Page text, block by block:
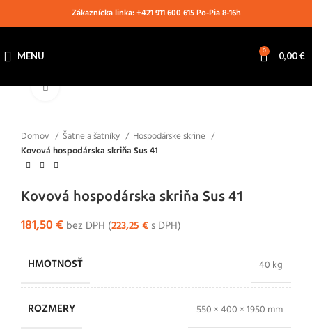
Zákaznícka linka: +421 911 600 615 Po-Pia 8-16h
MENU 0 0,00€
Klikni pre zväčšenie
Domov Šatne a šatníky
Hospodárske skrine
Kovová hospodárska skriňa Sus 41
Kovová hospodárska skriňa Sus 41
181,50€ bez DPH (223,25 € s DPH)
HMOTNOSŤ 40 kg
ROZMERY 550 × 400 × 1950 mm